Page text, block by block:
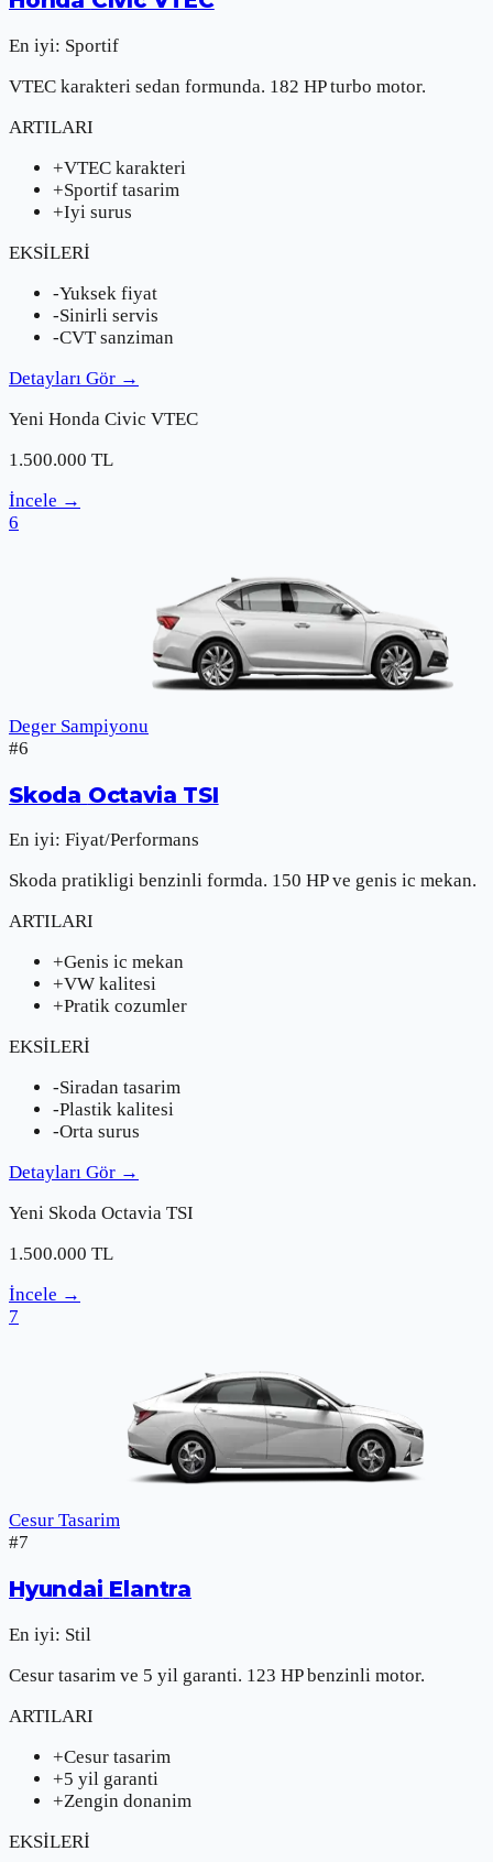
En iyi: Sportif
VTEC karakteri sedan formunda. 182 HP turbo motor.
ARTILARI
+VTEC karakteri
+Sportif tasarim
+Iyi surus
EKSİLERİ
-Yuksek fiyat
-Sinirli servis
-CVT sanziman
Detayları Gör →
Yeni Honda Civic VTEC
1.500.000 TL
İncele →
6
Deger Sampiyonu
#6
Skoda Octavia TSI
En iyi: Fiyat/Performans
Skoda pratikligi benzinli formda. 150 HP ve genis ic mekan.
ARTILARI
+Genis ic mekan
+VW kalitesi
+Pratik cozumler
EKSİLERİ
-Siradan tasarim
-Plastik kalitesi
-Orta surus
Detayları Gör →
Yeni Skoda Octavia TSI
1.500.000 TL
İncele →
7
Cesur Tasarim
#7
Hyundai Elantra
En iyi: Stil
Cesur tasarim ve 5 yil garanti. 123 HP benzinli motor.
ARTILARI
+Cesur tasarim
+5 yil garanti
+Zengin donanim
EKSİLERİ